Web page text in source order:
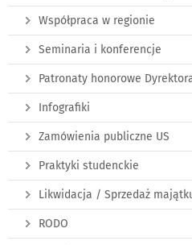
Współpraca w regionie
Seminaria i konferencje
Patronaty honorowe
Infografiki
Zamówienia publiczne US
Praktyki studenckie
Likwidacja / Sprzedaż
RODO